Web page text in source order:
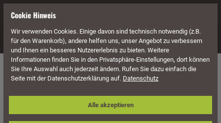
Navigation
Naturstein Zubehör für Natursteine
PPX Anti-Unkrautfolie, Rollenbreite
2,10 m
Cookie Hinweis
Wir verwenden Cookies. Einige davon sind technisch notwendig (z.B.
für den Warenkorb), andere helfen uns, unser Angebot zu verbessern
und Ihnen ein besseres Nutzererlebnis zu bieten. Weitere
Informationen finden Sie in den Privatsphäre-Einstellungen, dort können
Sie Ihre Auswahl auch jederzeit ändern. Rufen Sie dazu einfach die
Seite mit der Datenschutzerklärung auf. Datenschutz
Alle akzeptieren